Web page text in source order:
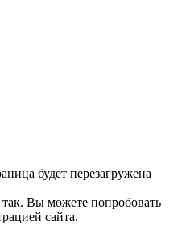
будет перезагружена
Вы можете попробовать
сайта.